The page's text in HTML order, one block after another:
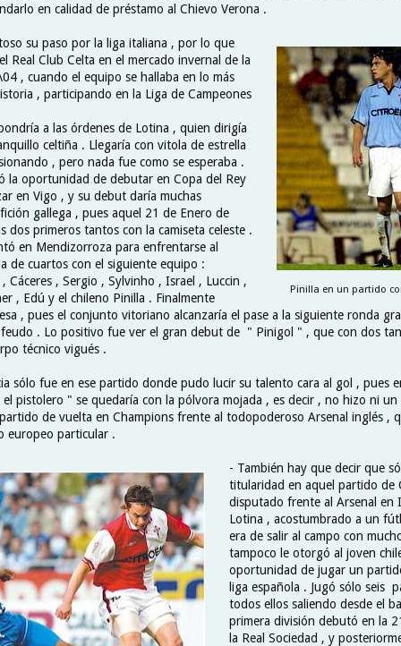
en calidad de préstamo al Chievo Verona .
Pinilla en un partido
su paso por la liga italiana , por lo que
Real Club Celta en el mercado invernal de la
, cuando el equipo se hallaba en lo más
, participando en la Liga de Campeones
a las órdenes de Lotina , quien dirigía
celtiña . Llegaría con vitola de estrella
, pero nada fue como se esperaba .
la oportunidad de debutar en Copa del Rey
en Vigo , y su debut daría muchas
gallega , pues aquel 21 de Enero de
dos primeros tantos con la camiseta celeste .
en Mendizorroza para enfrentarse al
de cuartos con el siguiente equipo :
Cáceres , Sergio , Sylvinho , Israel , Luccin ,
, Edú y el chileno Pinilla . Finalmente
, pues el conjunto vitoriano alcanzaría el pase a la siguiente ronda
feudo . Lo positivo fue ver el gran debut de " Pinigol " , que con dos
técnico vigués .
sólo fue en ese partido donde pudo lucir su talento cara al gol , pues
pistolero " se quedaría con la pólvora mojada , es decir , no hizo ni
de vuelta en Champions frente al todopoderoso Arsenal inglés ,
europeo particular .
- También hay que decir que
titularidad en aquel partido de
disputado frente al Arsenal en
Lotina , acostumbrado a un
era de salir al campo con
tampoco le otorgó al joven
oportunidad de jugar un
liga española . Jugó sólo seis
todos ellos saliendo desde el
primera división debutó en la
la Real Sociedad , y